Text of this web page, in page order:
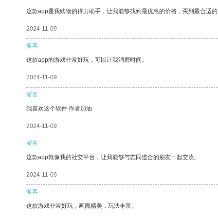
这款app是我购物的得力助手，让我能够找到最优惠的价格，买到最合适
2024-11-09
游客
这款app的游戏非常好玩，可以让我消磨时间。
2024-11-09
游客
我喜欢这个软件 作者加油
2024-11-09
游客
这款app就像我的社交平台，让我能够与志同道合的朋友一起交流。
2024-11-09
游客
这款游戏非常好玩，画面精美，玩法丰富。